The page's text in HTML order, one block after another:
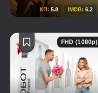
КП:5.8 IMDB: 6.2
FHD (1080p)